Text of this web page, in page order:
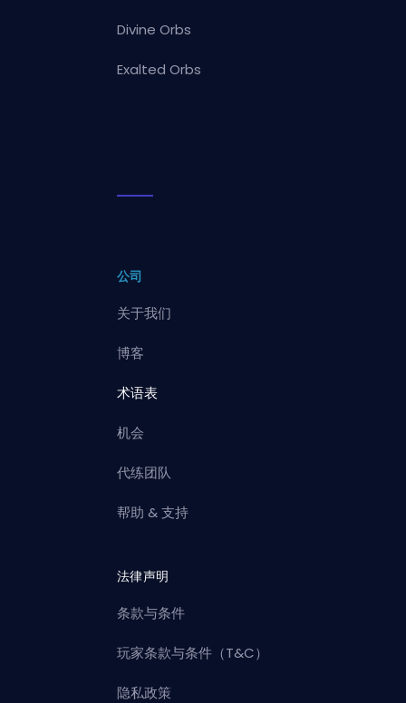
Divine Orbs
Exalted Orbs
公司
关于我们
博客
术语表
机会
代练团队
帮助 & 支持
法律声明
条款与条件
玩家条款与条件（T&C）
隐私政策